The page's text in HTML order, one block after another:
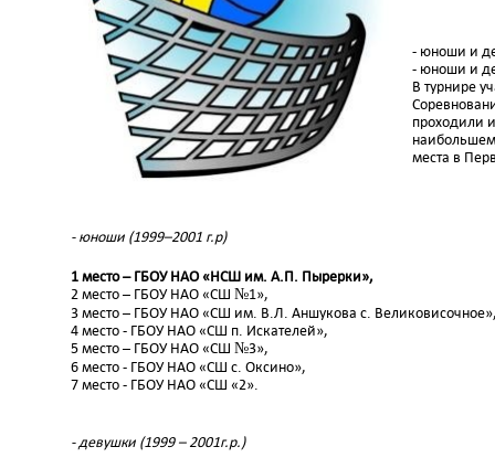
- юноши и
- юноши и
В турнире
проходили
места в
- юноши (1999–2001 г.р)
1 место – ГБОУ НАО «НСШ им. А.П. Пырерки»,
2 место – ГБОУ НАО «СШ №1»,
3 место – ГБОУ НАО «СШ им. В.Л. Аншукова с.
4 место - ГБОУ НАО «СШ п. Искателей»,
5 место – ГБОУ НАО «СШ №3»,
6 место - ГБОУ НАО «СШ с. Оксино»,
7 место - ГБОУ НАО «СШ «2».
- девушки (1999 – 2001г.р.)